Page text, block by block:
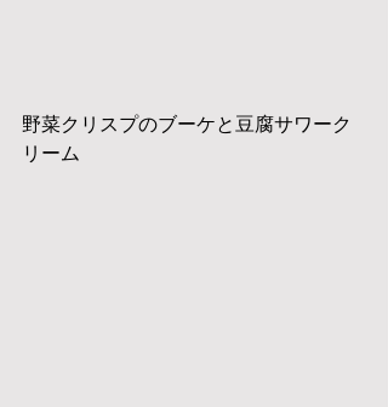
野菜クリスプのブーケと豆腐サワーク
リーム